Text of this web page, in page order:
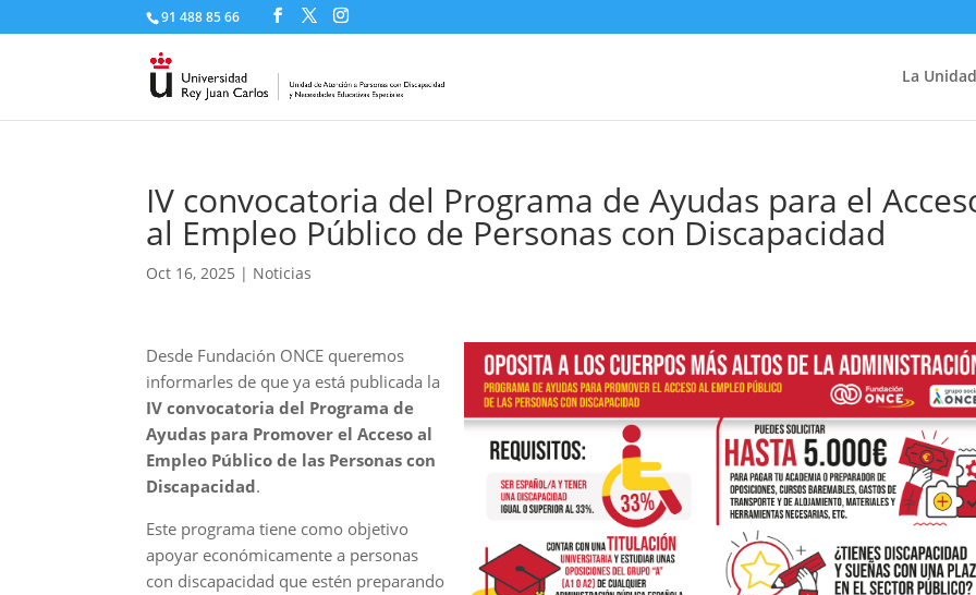
91 488 85 66
La Unidad
IV convocatoria del Programa de Ayudas para el
al Empleo Público de Personas con Discapacidad
Oct 16, 2025 | Noticias
Desde Fundación ONCE queremos
informarles de que ya está publicada la
IV convocatoria del Programa de
Ayudas para Promover el Acceso al
Empleo Público de las Personas con
Discapacidad.
Este programa tiene como objetivo
apoyar económicamente a personas
con discapacidad que estén preparando